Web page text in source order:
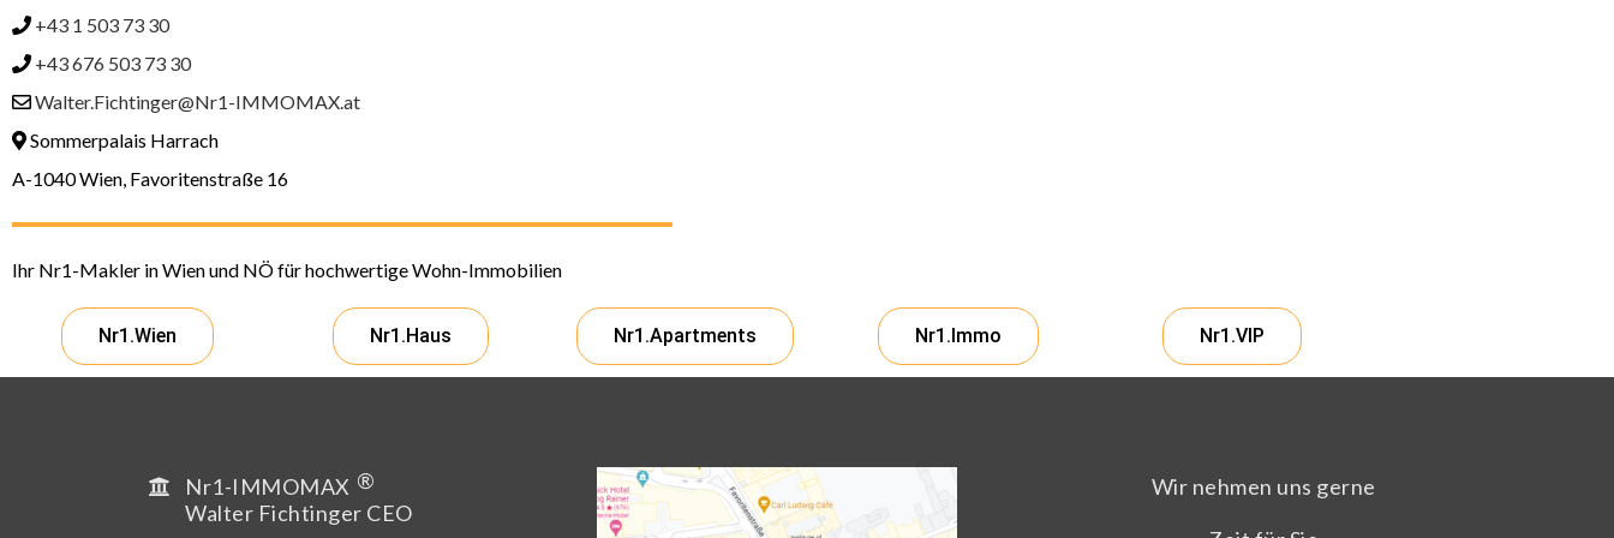
+43 1 503 73 30
+43 676 503 73 30
Walter.Fichtinger@Nr1-IMMOMAX.at
Sommerpalais Harrach
A-1040 Wien, Favoritenstraße 16
Ihr Nr1-Makler in Wien und NÖ für hochwertige Wohn-Immobilien
Nr1.Wien Nr1.Haus Nr1.Apartments Nr1.Immo Nr1.VIP
Nr1-IMMOMAX ®
Walter Fichtinger CEO
Wir nehmen uns gerne